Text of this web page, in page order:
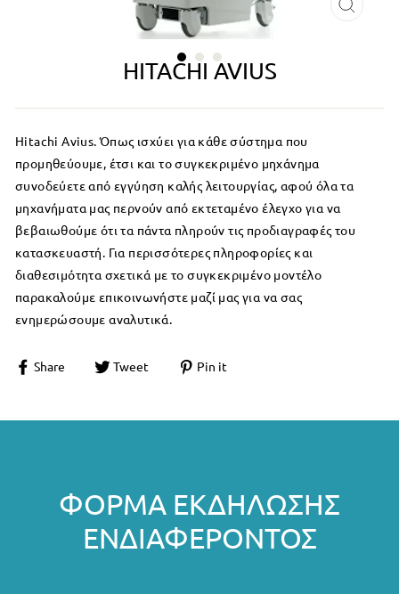
HITACHI AVIUS
Hitachi Avius.Όπως ισχύει για κάθε σύστημα που
προμηθεύουμε, έτσι και το συγκεκριμένο μηχάνημα
συνοδεύετε από εγγύηση καλής λειτουργίας, αφού όλα τα
μηχανήματα μας περνούν από εκτεταμένο έλεγχο για να
βεβαιωθούμε ότι τα πάντα πληρούν τις προδιαγραφές του
κατασκευαστή. Για περισσότερες πληροφορίες και
διαθεσιμότητα σχετικά με το συγκεκριμένο μοντέλο
παρακαλούμε επικοινωνήστε μαζί μας για να σας
ενημερώσουμε αναλυτικά.
Share Tweet Pin it
ΦΌΡΜΑ ΕΚΔΉΛΩΣΗΣ
ΕΝΔΙΑΦΈΡΟΝΤΟΣ